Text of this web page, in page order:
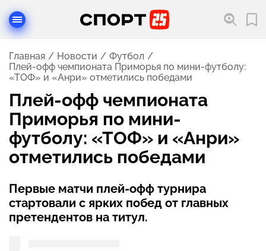
Главная Новости
Футбол
Плей-офф чемпионата Приморья по мини-футболу:
«ТОФ» и «Анри» отметились победами
Плей-офф чемпионата
Приморья по мини-
футболу: «ТОФ» и «Анри»
отметились победами
Первые матчи плей-офф турнира
стартовали с ярких побед от главных
претендентов на титул.